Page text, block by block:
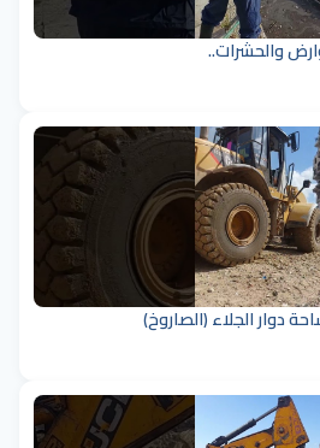
والحشرات..
دوار الجلاء (الصاروخ)